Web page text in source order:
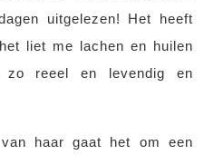
uitgelezen! Het heeft
liet me lachen en huilen
zo reeel en levendig en
haar gaat het om een